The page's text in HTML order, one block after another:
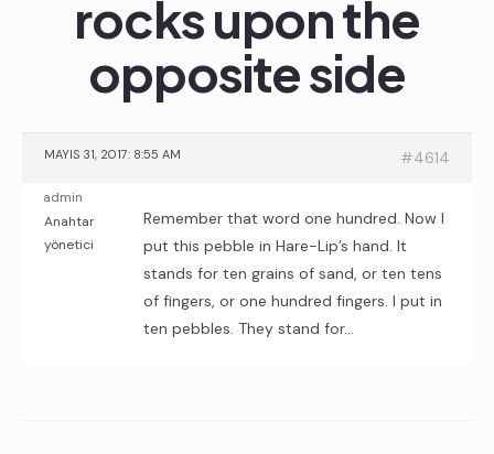
rocks upon the
opposite side
MAYIS 31, 2017: 8:55 AM #4614
admin
Anahtar
yönetici
Remember that word one hundred. Now I
put this pebble in Hare-Lip’s hand. It
stands for ten grains of sand, or ten tens
of fingers, or one hundred fingers. I put in
ten pebbles. They stand for…